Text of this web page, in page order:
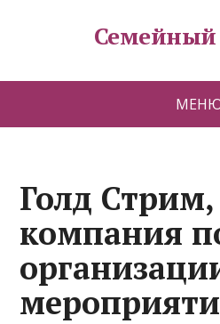
Семейный
Голд Стрим,
компания